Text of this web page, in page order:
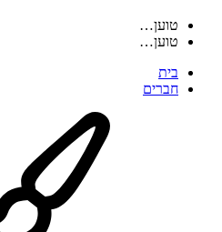
טוען…
טוען…
בית
חברים